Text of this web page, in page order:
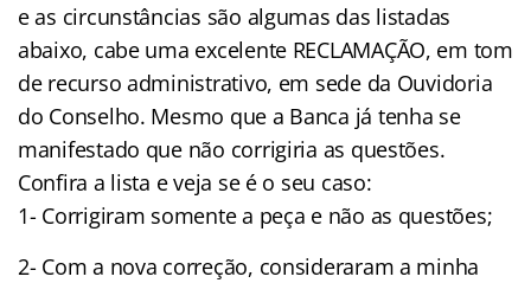
e as circunstâncias são algumas das listadas
abaixo, cabe uma excelente RECLAMAÇÃO, em tom
de recurso administrativo, em sede da Ouvidoria
do Conselho. Mesmo que a Banca já tenha se
manifestado que não corrigiria as questões.
Confira a lista e veja se é o seu caso:
1- Corrigiram somente a peça e não as questões;
2- Com a nova correção, consideraram a minha